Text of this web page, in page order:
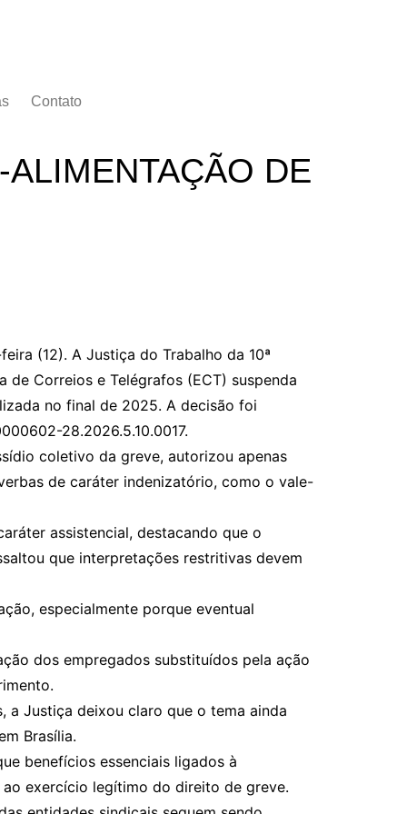
Contato
DE
(12). A Justiça do Trabalho da 10ª
de Correios e Telégrafos (ECT) suspenda
no final de 2025. A decisão foi
28.2026.5.10.0017.
coletivo da greve, autorizou apenas
de caráter indenizatório, como o vale-
assistencial, destacando que o
que interpretações restritivas devem
especialmente porque eventual
dos empregados substituídos pela ação
a Justiça deixou claro que o tema ainda
Brasília.
benefícios essenciais ligados à
exercício legítimo do direito de greve.